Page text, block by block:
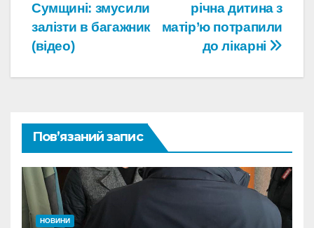
записів
річна дитина з
матір’ю потрапили
до лікарні
Сумщині: змусили
залізти в багажник
(відео)
Пов’язаний запис
НОВИНИ